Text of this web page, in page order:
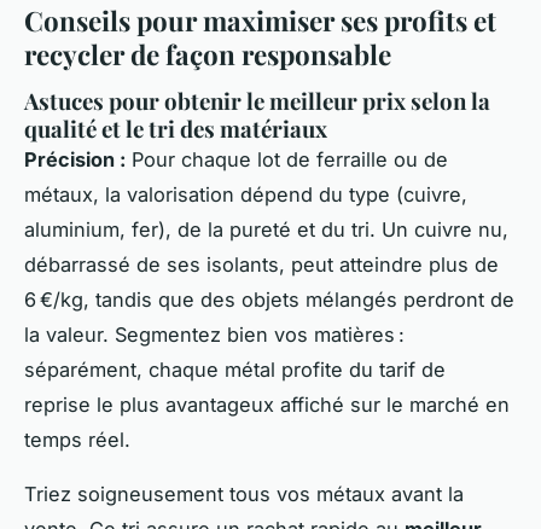
Conseils pour maximiser ses profits et
recycler de façon responsable
Astuces pour obtenir le meilleur prix selon la
qualité et le tri des matériaux
Précision : Pour chaque lot de ferraille ou de
métaux, la valorisation dépend du type (cuivre,
aluminium, fer), de la pureté et du tri. Un cuivre nu,
débarrassé de ses isolants, peut atteindre plus de
6 €/kg, tandis que des objets mélangés perdront de
la valeur. Segmentez bien vos matières :
séparément, chaque métal profite du tarif de
reprise le plus avantageux affiché sur le marché en
temps réel.
Triez soigneusement tous vos métaux avant la